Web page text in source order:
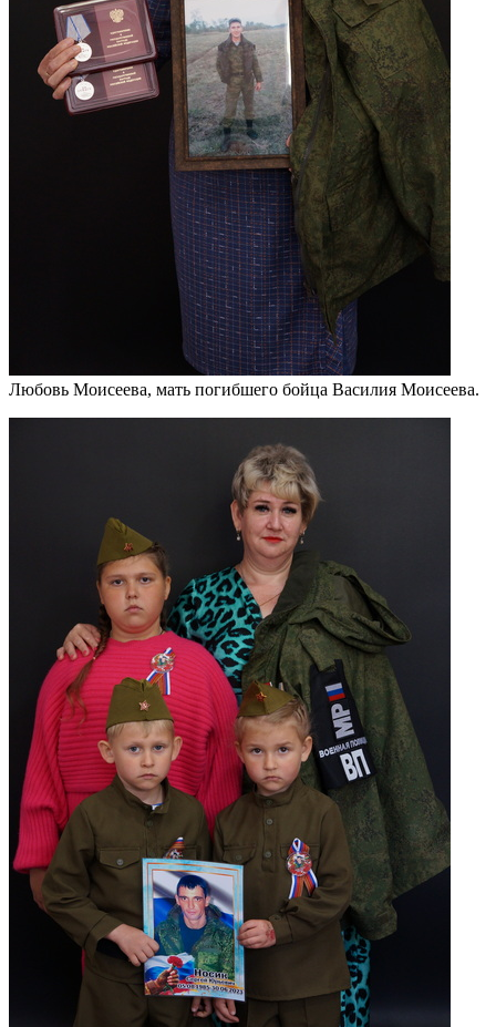
Любовь Моисеева, мать погибшего бойца Василия Моисеева.